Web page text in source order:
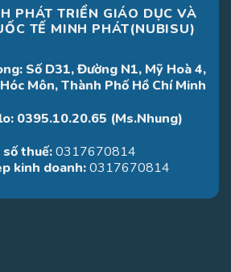
PHÁT TRIỂN GIÁO DỤC VÀ
TẾ MINH PHÁT(NUBISU)
Số D31, Đường N1, Mỹ Hoà 4,
Môn, Thành Phố Hồ Chí Minh
0395.10.20.65 (Ms.Nhung)
số thuế:0317670814
kinh doanh:0317670814